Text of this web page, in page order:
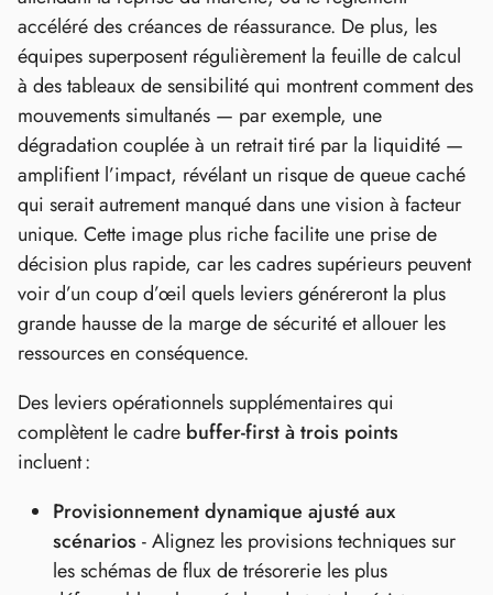
accéléré des créances de réassurance. De plus, les
équipes superposent régulièrement la feuille de calcul
à des tableaux de sensibilité qui montrent comment des
mouvements simultanés — par exemple, une
dégradation couplée à un retrait tiré par la liquidité —
amplifient l’impact, révélant un risque de queue caché
qui serait autrement manqué dans une vision à facteur
unique. Cette image plus riche facilite une prise de
décision plus rapide, car les cadres supérieurs peuvent
voir d’un coup d’œil quels leviers généreront la plus
grande hausse de la marge de sécurité et allouer les
ressources en conséquence.
Des leviers opérationnels supplémentaires qui
complètent le cadre buffer‑first à trois points
incluent :
Provisionnement dynamique ajusté aux
scénarios - Alignez les provisions techniques sur
les schémas de flux de trésorerie les plus